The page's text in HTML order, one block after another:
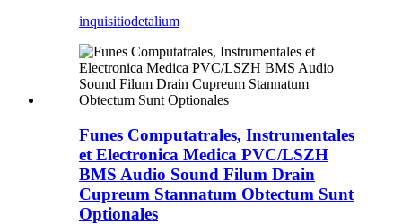
inquisitiodetalium
Funes Computatrales, Instrumentales
et Electronica Medica PVC/LSZH
BMS Audio Sound Filum Drain
Cupreum Stannatum Obtectum Sunt
Optionales